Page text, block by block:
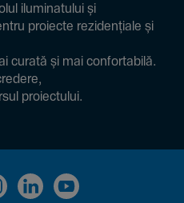
ilumi­na­tului și
proiecte rezi­den­țiale și
curată și mai confor­ta­bilă.
proiec­tului.